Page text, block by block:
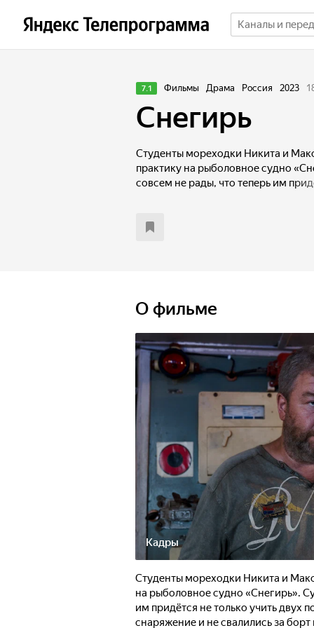
7.1 Фильмы Драма Россия 2023
Снегирь
Студенты мореходки Никита и
практику на рыболовное судно
совсем не рады, что теперь им
новенькие с переменным успехом
О фильме
Кадры
Студенты мореходки Никита и
на рыболовное судно «Снегирь».
им придётся не только учить двух
снаряжение и не свалились за